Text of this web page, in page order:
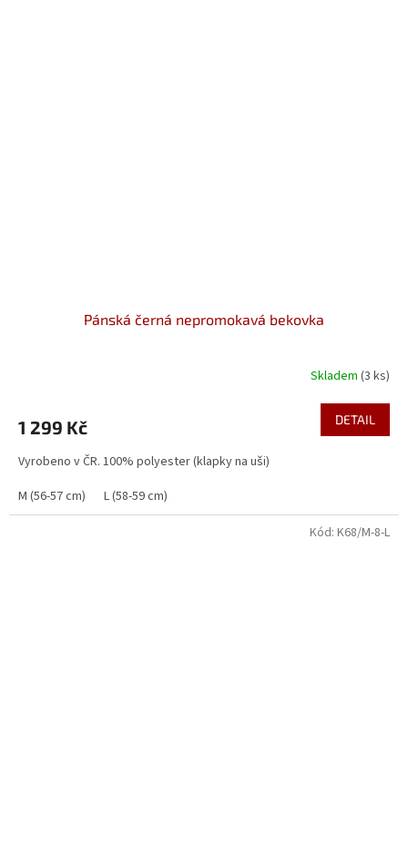
Pánská černá nepromokavá bekovka
Skladem (3 ks)
1 299 Kč DETAIL
Vyrobeno v ČR. 100% polyester (klapky na uši)
M (56-57 cm)
L (58-59 cm)
Kód: K68/M-8-L